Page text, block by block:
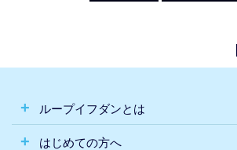
ループイフダンとは
はじめての方へ